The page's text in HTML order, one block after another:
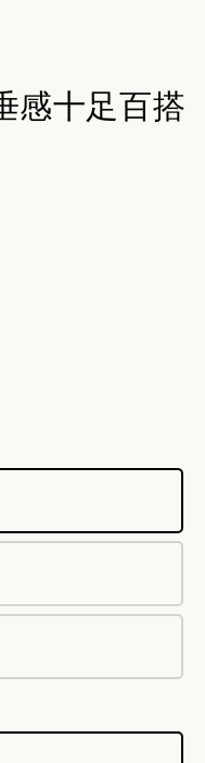
垂感十足百搭